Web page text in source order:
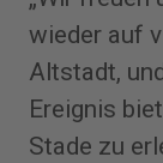
wieder auf
Altstadt,
Ereignis
Stade zu